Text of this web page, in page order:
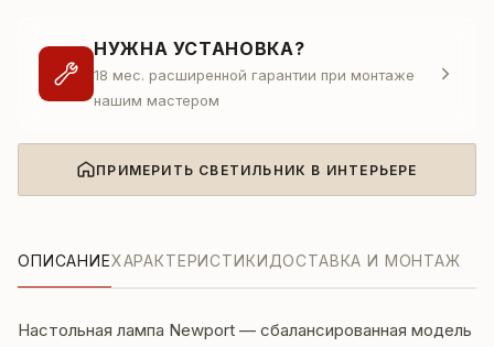
НУЖНА УСТАНОВКА?
18 мес. расширенной гарантии при монтаже
нашим мастером
ПРИМЕРИТЬ СВЕТИЛЬНИК В ИНТЕРЬЕРЕ
ОПИСАНИЕХАРАКТЕРИСТИКИДОСТАВКА И МОНТАЖ
Настольная лампа Newport — сбалансированная модель